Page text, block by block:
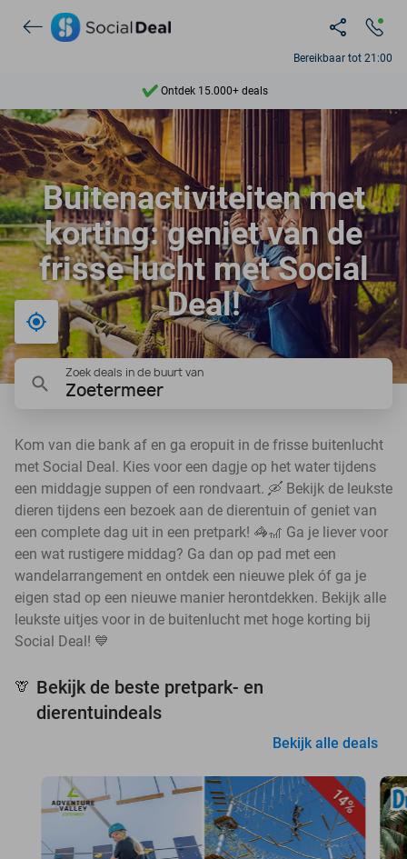
Bereikbaar tot 21:00
Ontdek 15.000+ deals
7 dagen per week beschikbaar
10+ miljoen leden
9,4
Ontdek 15.000+ deals
Buitenactiviteiten met
korting: geniet van de
frisse lucht met Social
Deal!
Bij mij in de buurt
Zoek deals in de buurt van
Zoetermeer
Kom van die bank af en ga eropuit in de frisse buitenlucht
met Social Deal. Kies voor een dagje op het water tijdens
een middagje suppen of een rondvaart. 🛶 Bekijk de leukste
dieren tijdens een bezoek aan de dierentuin of geniet van
een complete dag uit in een pretpark! 🦓🎢 Ga je liever voor
een wat rustigere middag? Ga dan op pad met een
wandelarrangement en ontdek een nieuwe plek óf ga je
eigen stad op een nieuwe manier herontdekken. Bekijk alle
leukste uitjes voor in de buitenlucht met hoge korting bij
Social Deal! 💙
🦒 Bekijk de beste pretpark- en
dierentuindeals
Bekijk alle deals
14%